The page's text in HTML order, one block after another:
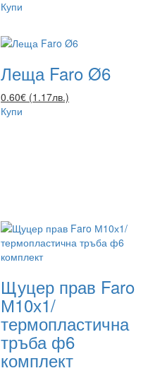
Купи
Леща Faro Ø6
0.60€ (1.17лв.)
Купи
Щуцер прав Faro
М10х1/
термопластична
тръба ф6
комплект